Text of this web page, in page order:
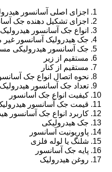
اجزای اصلی آسانسور
اجزای تشکیل دهنده جک
انواع جک آسانسور هیدرولیک
جک هیدرولیک آسانسور غیر
جک آسانسور هیدرولیکی
مستقیم از زیر
مستقیم از کنار
نحوه اتصال انواع جک
تعداد جک آسانسور هیدرولیک
کیفیت انواع جک آسانسور
قیمت جک آسانسور
کاربرد انواع جک آسانسور
جک هیدرولیکی
پاوریونیت آسانسور
شلنگ یا لوله فلزی
پایه جک آسانسور
روغن هیدرولیک